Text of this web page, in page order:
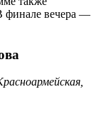
финале вечера —